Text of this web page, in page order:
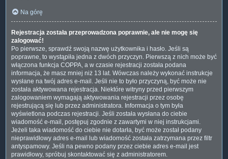
Na górę
Rejestracja została przeprowadzona poprawnie, ale nie mogę się
zalogować!
Po pierwsze, sprawdź swoją nazwę użytkownika i hasło. Jeśli są
poprawne, to wystąpiła jedna z dwóch przyczyn. Pierwszą z nich może być
włączona funkcja COPPA, a w czasie rejestracji została podana
informacja, że masz mniej niż 13 lat. Wówczas należy wykonać instrukcje
wysłane na twój adres e-mail. Jeśli nie to było przyczyną, być może nie
została aktywowana rejestracja. Niektóre witryny przed pierwszym
zalogowaniem wymagają aktywowania rejestracji przez osobę
rejestrującą się lub przez administratora. Informacja o tym była
wyświetlona podczas rejestracji. Jeśli została wysłana do ciebie
wiadomość e-mail, postępuj zgodnie z zawartymi w niej instrukcjami.
Jeżeli taka wiadomość do ciebie nie dotarła, być może został podany
nieprawidłowy adres e-mail lub wiadomość została zatrzymana przez filtr
antyspamowy. Jeśli na pewno podany przez ciebie adres e-mail jest
prawidłowy, spróbuj skontaktować się z administratorem.